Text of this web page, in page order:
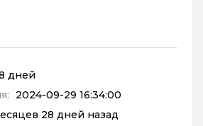
дней
2024-09-29 16:34:00
28 дней назад